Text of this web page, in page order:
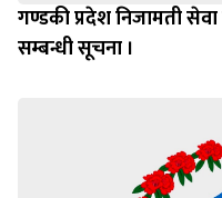
गण्डकी प्रदेश निजामती
सम्बन्धी सूचना ।